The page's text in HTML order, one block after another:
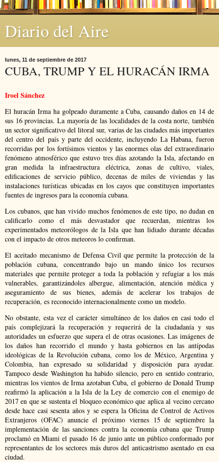
Diario del Aire
lunes, 11 de septiembre de 2017
CUBA, TRUMP Y EL HURACÁN IRMA
Iroel Sánchez
El huracán Irma ha golpeado duramente a Cuba, causando daños en 14 de
sus 16 provincias. La mayoría de las localidades de la costa norte, también
un sector significativo del litoral sur, varias de las ciudades más importantes
del centro del país y parte del occidente, incluyendo La Habana, fueron
recorridas por los fortísimos vientos y las enormes olas del extraordinario
fenómeno atmosférico que estuvo tres días azotando la Isla, afectando en
gran medida la infraestructura eléctrica, zonas de cultivo, viales,
edificaciones de servicio público, decenas de miles de viviendas y las
instalaciones turísticas ubicadas en los cayos que constituyen importantes
fuentes de ingresos para la economía cubana.
Los cubanos, que han vivido muchos fenómenos de este tipo, no dudan en
calificarlo como el más desvastador que recuerdan, mientras los
experimentados meteorólogos de la Isla que han lidiado durante décadas
con el impacto de otros meteoros lo confirman.
El aceitado mecanismo de Defensa Civil que permite la protección de la
población cubana, concentrando bajo un mando único los recursos
materiales que permite proteger a toda la población y refugiar a los más
vulnerables, garantizándoles albergue, alimentación, atención médica y
aseguramiento de sus bienes, además de acelerar los trabajos de
recuperación, es reconocido internacionalmente como un modelo.
No obstante, esta vez el carácter simultáneo de los daños en casi todo el
país complejizará la recuperación y requerirá de la ciudadanía y sus
autoridades un esfuerzo que supera el de otras ocasiones. Las imágenes de
los daños han recorrido el mundo y hasta gobiernos en las antípodas
ideológicas de la Revolución cubana, como los de México, Argentina y
Colombia, han expresado su solidaridad y disposición para ayudar.
Tampoco desde Washington ha habido silencio, pero en sentido contrario,
mientras los vientos de Irma azotaban Cuba, el gobierno de Donald Trump
reafirmó la aplicación a la Isla de la Ley de comercio con el enemigo de
2017 en que se sustenta el bloqueo económico que aplica al vecino cercano
desde hace casi sesenta años y se espera la Oficina de Control de Activos
Extranjeros (OFAC) anuncie el próximo viernes 15 de septiembre la
implementación de las sanciones contra la economía cubana que Trump
proclamó en Miami el pasado 16 de junio ante un público conformado por
representantes de los sectores más duros del anticastrismo asentado en esa
ciudad.